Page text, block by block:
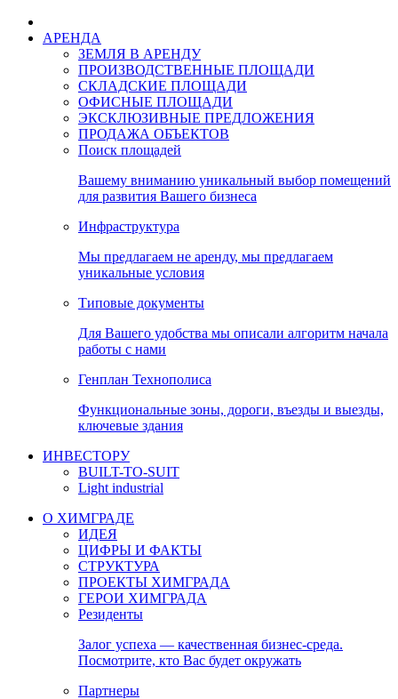
АРЕНДА
ЗЕМЛЯ В АРЕНДУ
ПРОИЗВОДСТВЕННЫЕ ПЛОЩАДИ
СКЛАДСКИЕ ПЛОЩАДИ
ОФИСНЫЕ ПЛОЩАДИ
ЭКСКЛЮЗИВНЫЕ ПРЕДЛОЖЕНИЯ
ПРОДАЖА ОБЪЕКТОВ
Поиск площадей
Вашему вниманию уникальный выбор помещений
для развития Вашего бизнеса
Инфраструктура
Мы предлагаем не аренду, мы предлагаем
уникальные условия
Типовые документы
Для Вашего удобства мы описали алгоритм начала
работы с нами
Генплан Технополиса
Функциональные зоны, дороги, въезды и выезды,
ключевые здания
ИНВЕСТОРУ
BUILT-TO-SUIT
Light industrial
О ХИМГРАДЕ
ИДЕЯ
ЦИФРЫ И ФАКТЫ
СТРУКТУРА
ПРОЕКТЫ ХИМГРАДА
ГЕРОИ ХИМГРАДА
Резиденты
Залог успеха — качественная бизнес-среда.
Посмотрите, кто Вас будет окружать
Партнеры